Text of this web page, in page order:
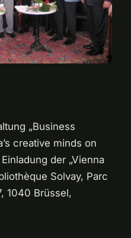
„Business
creative minds on
der „Vienna
Solvay, Parc
1040 Brüssel,